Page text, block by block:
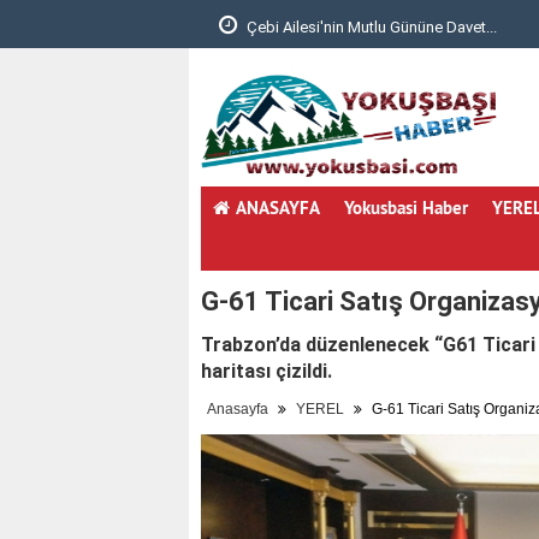
Çebi Ailesi'nin Mutlu Gününe Davet...
ANASAYFA Yokusbasi Haber
G-61 Ticari Satış
Trabzon’da düzenlenecek “G61
haritası çizildi.
Anasayfa YEREL G-61 Ticari Satış